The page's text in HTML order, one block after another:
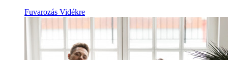
Fuvarozás Vidékre